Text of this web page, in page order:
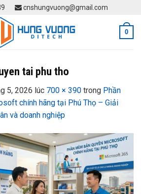
cnshungvuong@gmail.com
0
tai phu tho
5, 2026 lúc 700 × 390 trong Phần
chính hãng tại Phú Thọ – Giải
và doanh nghiệp